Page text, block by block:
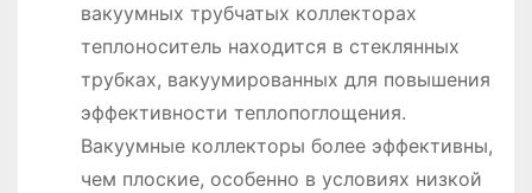
вакуумных трубчатых коллекторах
теплоноситель находится в стеклянных
трубках, вакуумированных для повышения
эффективности теплопоглощения.
Вакуумные коллекторы более эффективны,
чем плоские, особенно в условиях низкой